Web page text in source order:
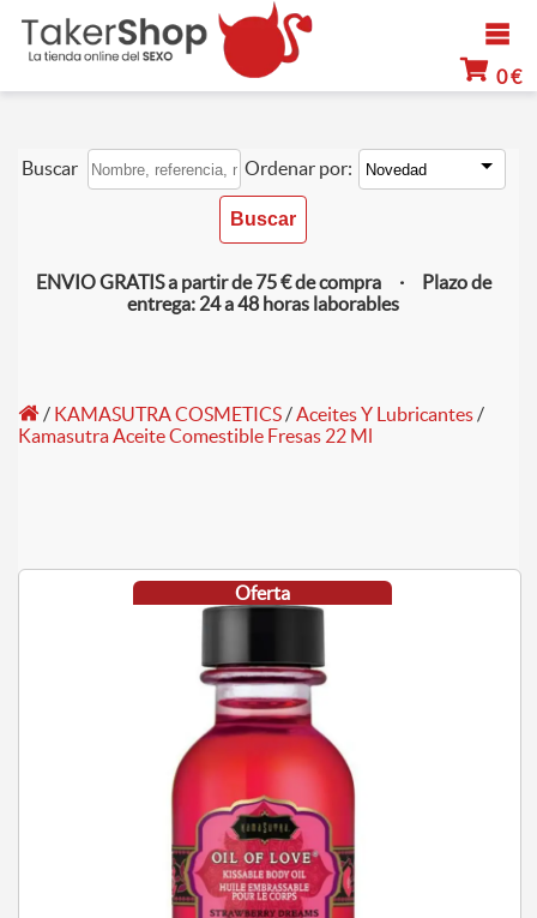
0 €
Buscar Ordenar por:
ENVIO GRATIS a partir de 75 € de compra · Plazo de
entrega: 24 a 48 horas laborables
/ KAMASUTRA COSMETICS/Aceites Y Lubricantes/
Kamasutra Aceite Comestible Fresas 22 Ml
Oferta